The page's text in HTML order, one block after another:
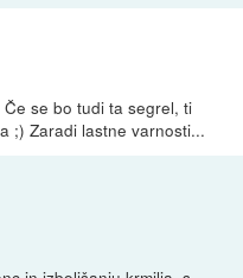
se bo tudi ta segrel, ti
;) Zaradi lastne varnosti...